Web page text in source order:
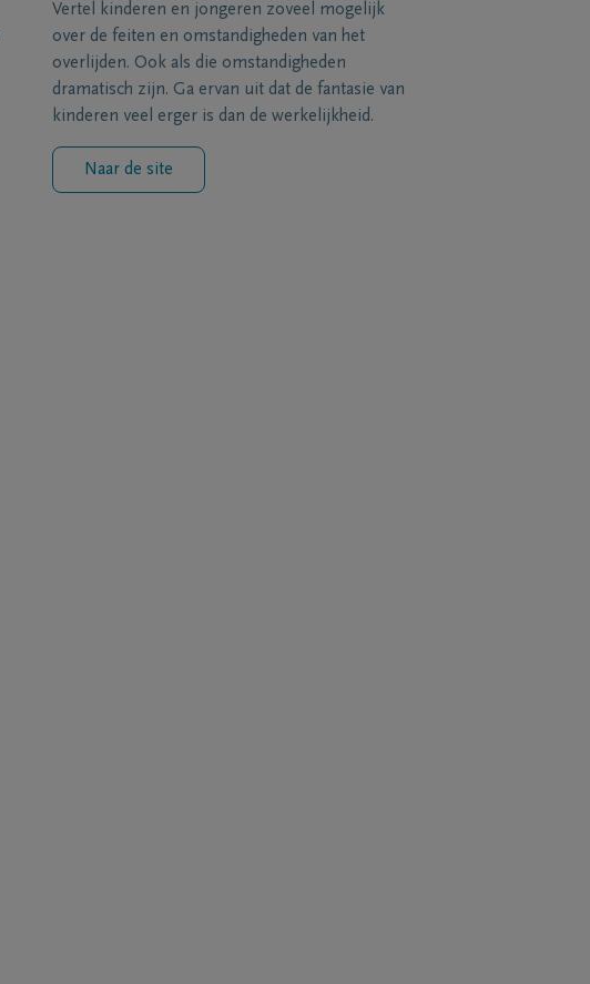
Vertel kinderen en jongeren zoveel mogelijk
over de feiten en omstandigheden van het
overlijden. Ook als die omstandigheden
dramatisch zijn. Ga ervan uit dat de fantasie van
kinderen veel erger is dan de werkelijkheid.
Naar de site